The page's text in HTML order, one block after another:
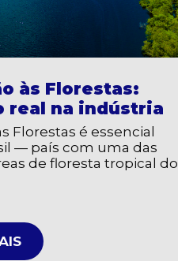
às Florestas:
real na indústria
Florestas é essencial
— país com uma das
de floresta tropical do